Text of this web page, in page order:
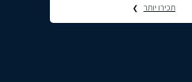
תכירו יותר